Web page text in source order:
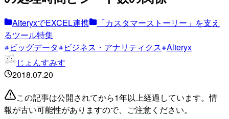
AlteryxでEXCEL連携
「カスタマーストーリー」を支え
るツール特集
ビッグデータ
ビジネス・アナリティクス Alteryx
じょんすみす
2018.07.20
この記事は公開されてから1年以上経過しています。情
報が古い可能性がありますので、ご注意ください。